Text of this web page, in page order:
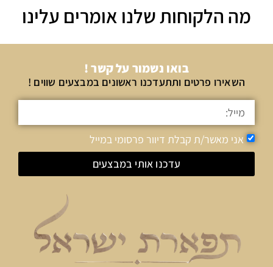
מה הלקוחות שלנו אומרים עלינו
בואו נשמור על קשר !
השאירו פרטים ותתעדכנו ראשונים במבצעים שווים !
אני מאשר/ת קבלת דיוור פרסומי במייל
עדכנו אותי במבצעים